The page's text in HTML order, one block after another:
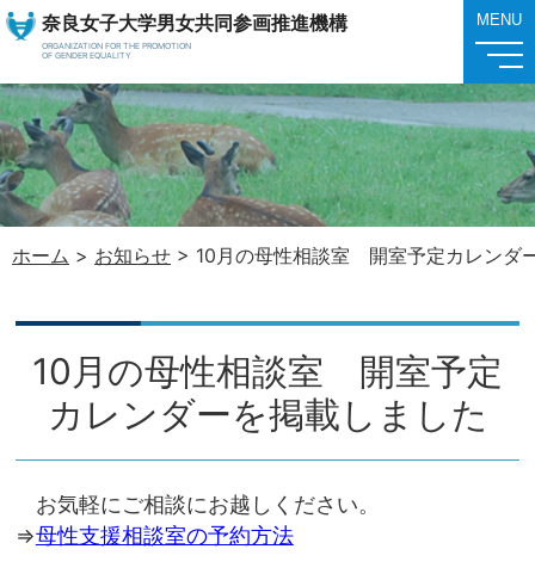
奈良女子大学男女共同参画推進機構
ORGANIZATION FOR THE PROMOTION
OF GENDER EQUALITY
MENU
ホーム > お知らせ > 10月の母性相談室 開室予定カレンダ
10月の母性相談室 開室予定
カレンダーを掲載しました
お気軽にご相談にお越しください。
⇒母性支援相談室の予約方法